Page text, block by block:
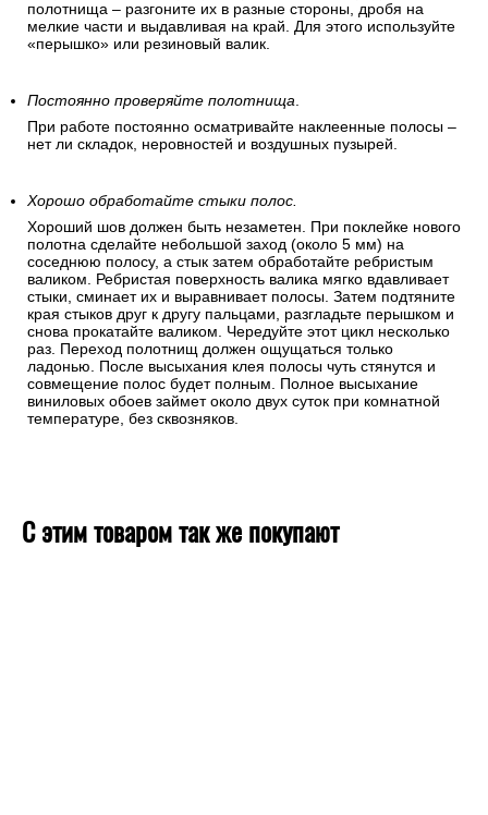
полотнища – разгоните их в разные стороны, дробя на
мелкие части и выдавливая на край. Для этого используйте
«перышко» или резиновый валик.
Постоянно проверяйте полотнища.
При работе постоянно осматривайте наклеенные полосы –
нет ли складок, неровностей и воздушных пузырей.
Хорошо обработайте стыки полос.
Хороший шов должен быть незаметен. При поклейке нового
полотна сделайте небольшой заход (около 5 мм) на
соседнюю полосу, а стык затем обработайте ребристым
валиком. Ребристая поверхность валика мягко вдавливает
стыки, сминает их и выравнивает полосы. Затем подтяните
края стыков друг к другу пальцами, разгладьте перышком и
снова прокатайте валиком. Чередуйте этот цикл несколько
раз. Переход полотнищ должен ощущаться только
ладонью. После высыхания клея полосы чуть стянутся и
совмещение полос будет полным. Полное высыхание
виниловых обоев займет около двух суток при комнатной
температуре, без сквозняков.
С этим товаром так же покупают